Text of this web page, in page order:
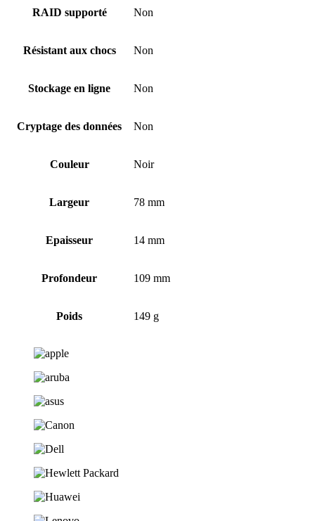
RAID supporté Non
Résistant aux chocs Non
Stockage en ligne Non
Cryptage des données Non
Couleur Noir
Largeur 78 mm
Epaisseur 14 mm
Profondeur 109 mm
Poids 149 g